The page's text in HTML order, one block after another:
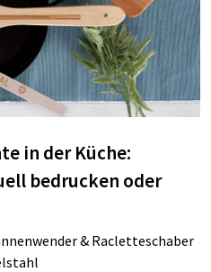
in der Küche:
bedrucken oder
& Racletteschaber